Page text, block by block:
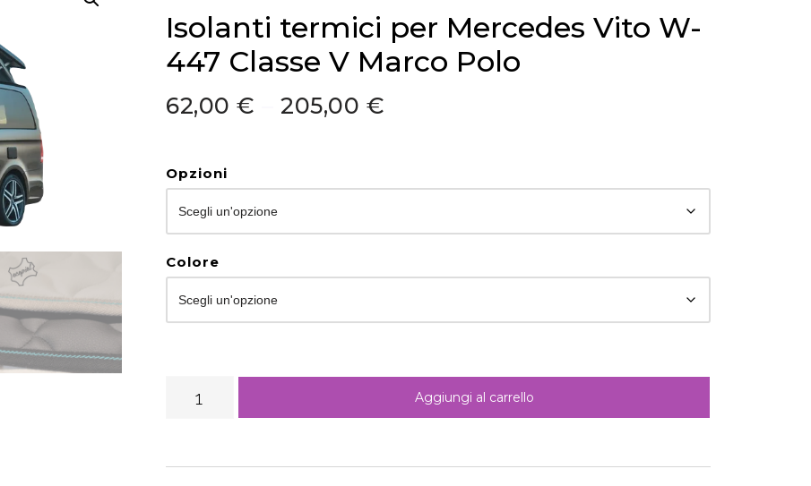
Isolanti termici per Mercedes Vito W-
447 Classe V Marco Polo
62,00 € 205,00 €
Opzioni
Colore
Aggiungi al carrello